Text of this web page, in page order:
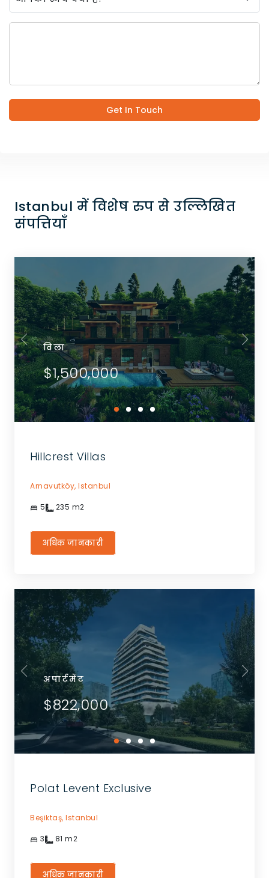
Get In Touch
Istanbul में विशेष रुप से उल्लिखित
संपत्तियाँ
विला
$1,500,000
Hillcrest Villas
Arnavutköy, Istanbul
5 235 m2
अधिक जानकारी
अपार्टमेंट
$822,000
Polat Levent Exclusive
Beşiktaş, Istanbul
3 81 m2
अधिक जानकारी